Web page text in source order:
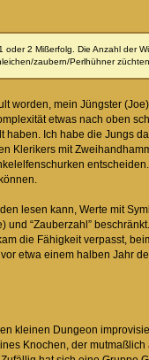
2 Mißerfolg. Die Anzahl der
zaubern/Perlhühner
worden, mein Jüngster
etwas nach oben
Ich habe die Jungs
Klerikers mit
lesen kann, Werte mit
und “Zauberzahl”
die Fähigkeit verpasst,
etwa einem halben Jahr
kleinen Dungeon
Knochen, der